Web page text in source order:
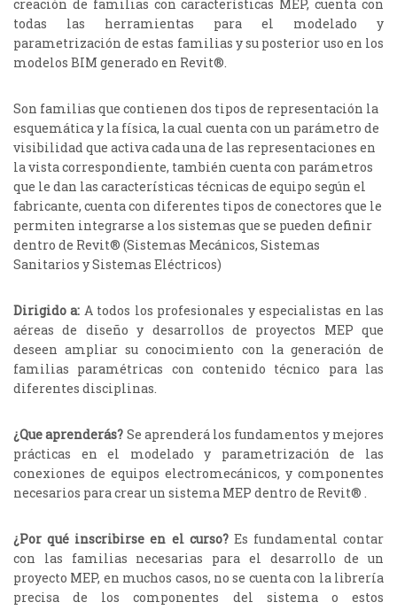
creación de familias con características MEP, cuenta con
todas las herramientas para el modelado y
parametrización de estas familias y su posterior uso en los
modelos BIM generado en Revit®.
Son familias que contienen dos tipos de representación la
esquemática y la física, la cual cuenta con un parámetro de
visibilidad que activa cada una de las representaciones en
la vista correspondiente, también cuenta con parámetros
que le dan las características técnicas de equipo según el
fabricante, cuenta con diferentes tipos de conectores que le
permiten integrarse a los sistemas que se pueden definir
dentro de Revit® (Sistemas Mecánicos, Sistemas
Sanitarios y Sistemas Eléctricos)
Dirigido a: A todos los profesionales y especialistas en las
aéreas de diseño y desarrollos de proyectos MEP que
deseen ampliar su conocimiento con la generación de
familias paramétricas con contenido técnico para las
diferentes disciplinas.
¿Que aprenderás? Se aprenderá los fundamentos y mejores
prácticas en el modelado y parametrización de las
conexiones de equipos electromecánicos, y componentes
necesarios para crear un sistema MEP dentro de Revit® .
¿Por qué inscribirse en el curso?Es fundamental contar
con las familias necesarias para el desarrollo de un
proyecto MEP, en muchos casos, no se cuenta con la librería
precisa de los componentes del sistema o estos